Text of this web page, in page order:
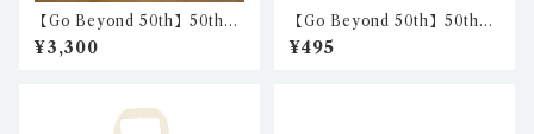
【Go Beyond 50th】50th記
念アクリルブロック（ペーパ
ーウェイト） NK_akb_01
¥3,300
【Go Beyond 50th】50th
57mm丸型缶バッジ（2個セッ
ト）nkc-cb-01/nkc-cb-02
¥495